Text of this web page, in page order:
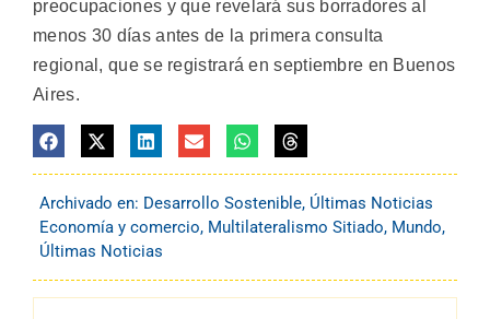
preocupaciones y que revelará sus borradores al
menos 30 días antes de la primera consulta
regional, que se registrará en septiembre en Buenos
Aires.
Archivado en: Desarrollo Sostenible, Últimas Noticias
Economía y comercio, Multilateralismo Sitiado, Mundo,
Últimas Noticias